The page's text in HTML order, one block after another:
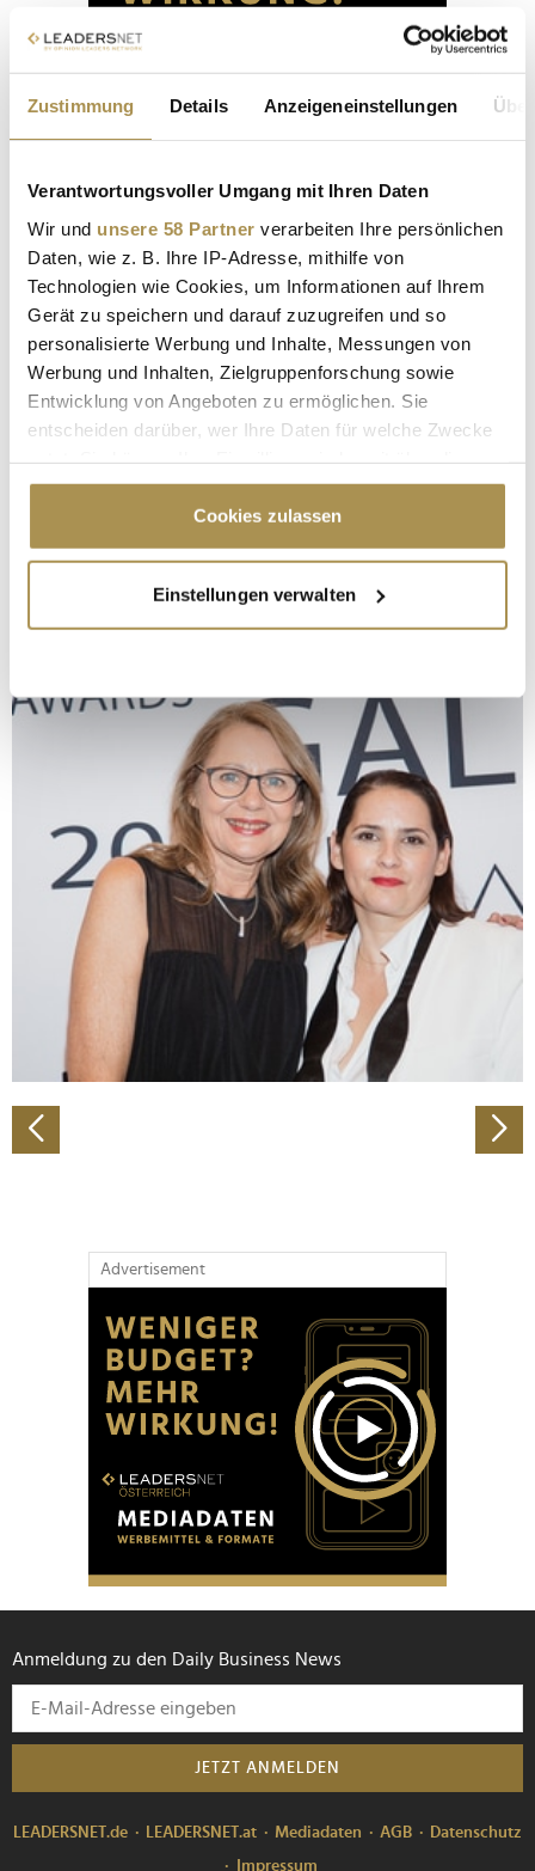
Zustimmung Details Anzeigeneinstellungen
Verantwortungsvoller Umgang mit Ihren Daten
Wir und unsere 58 Partner verarbeiten Ihre persönlichen
Daten, wie z. B. Ihre IP-Adresse, mithilfe von
Technologien wie Cookies, um Informationen auf Ihrem
Gerät zu speichern und darauf zuzugreifen und so
personalisierte Werbung und Inhalte, Messungen von
Werbung und Inhalten, Zielgruppenforschung sowie
Entwicklung von Angeboten zu ermöglichen. Sie
entscheiden darüber, wer Ihre Daten für welche Zwecke
Cookie-Erklärung oder durch Klicken auf das Privacy
Trigger Symbol ändern oder widerrufen
Informationen über Ihre geografische Lage
erfassen, welche bis auf einige Meter genau sein
bestimmten Merkmalen (Fingerprinting) identifizieren
Erfahren Sie mehr darüber, wie Ihre persönlichen Daten
verarbeitet werden, und legen Sie Ihre Präferenzen im
Abschnitt Einzelheitenfest.
Wir verwenden Cookies, um Inhalte und Anzeigen zu
personalisieren, Funktionen für soziale Medien anbieten
zu können und die Zugriffe auf unsere Website zu
analysieren. Außerdem geben wir Informationen zu Ihrer
Verwendung unserer Website an unsere Partner für
soziale Medien, Werbung und Analysen weiter. Unsere
Partner führen diese Informationen möglicherweise mit
weiteren Daten zusammen, die Sie ihnen bereitgestellt
gesammelt haben.
Cookies zulassen
Einstellungen verwalten
Advertisement
Anmeldung zu den Daily Business News
JETZT ANMELDEN
LEADERSNET.de LEADERSNET.at Mediadaten AGB
Datenschutz
Impressum